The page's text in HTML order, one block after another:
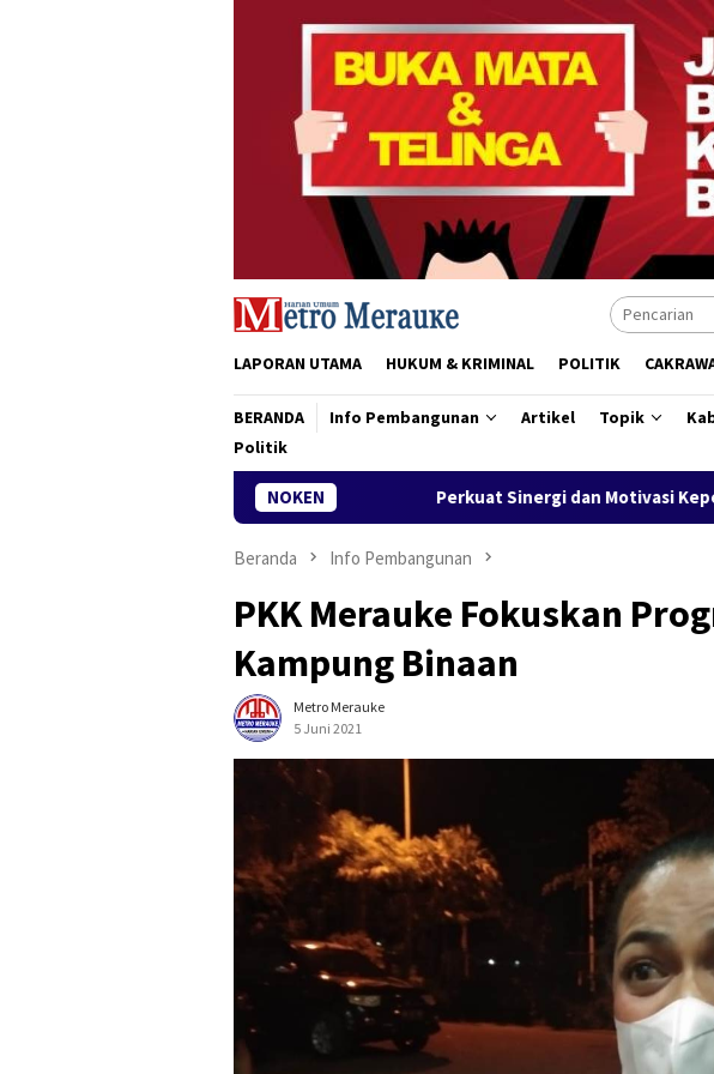
LAPORAN UTAMA HUKUM & KRIMINAL POLITIK
BERANDA Info Pembangunan Artikel Topik
Politik
NOKEN
Perkuat Sinergi dan Motivasi Kepengurusan, BKMT Merauke
Beranda Info Pembangunan
PKK Merauke Fokuskan
Kampung Binaan
Metro Merauke
5 Juni 2021